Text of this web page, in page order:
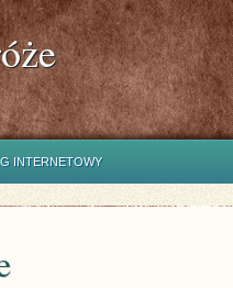
INTERNETOWY